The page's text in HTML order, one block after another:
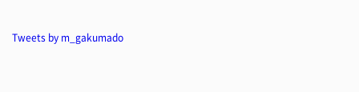
Tweets by m_gakumado